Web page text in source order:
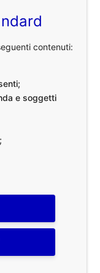
contenuti:
e soggetti